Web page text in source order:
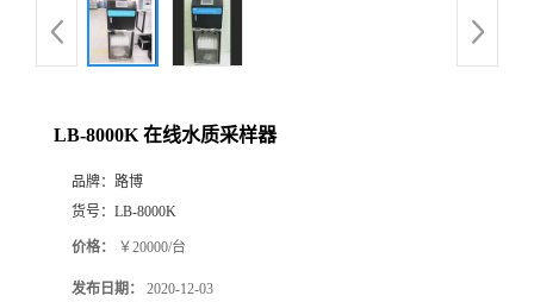
品
厅
LB-8000K 在线水质采样器
品牌： 路博
货号： LB-8000K
价格： ￥20000/台
发布日期： 2020-12-03